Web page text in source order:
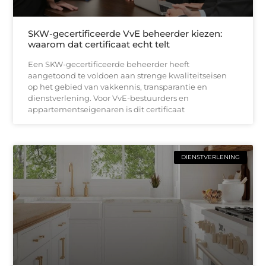
SKW-gecertificeerde VvE beheerder kiezen:
waarom dat certificaat echt telt
Een SKW-gecertificeerde beheerder heeft
aangetoond te voldoen aan strenge kwaliteitseisen
op het gebied van vakkennis, transparantie en
dienstverlening. Voor VvE-bestuurders en
appartementseigenaren is dit certificaat
DIENSTVERLENING